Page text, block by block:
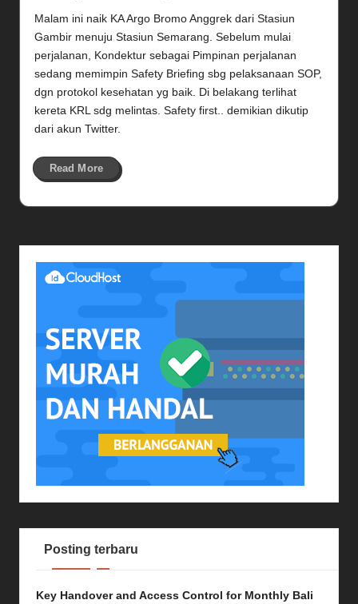
Malam ini naik KA Argo Bromo Anggrek dari Stasiun
Gambir menuju Stasiun Semarang. Sebelum mulai
perjalanan, Kondektur sebagai Pimpinan perjalanan
sedang memimpin Safety Briefing sbg pelaksanaan SOP,
dgn protokol kesehatan yg baik. Di belakang terlihat
kereta KRL sdg melintas. Safety first.. demikian dikutip
dari akun Twitter.
Read More
Posting terbaru
Key Handover and Access Control for Monthly Bali